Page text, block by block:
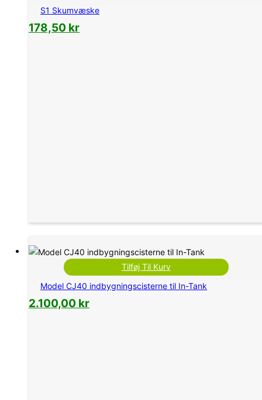
S1 Skumvæske
178,50 kr
Tilføj Til Kurv
Model CJ40 indbygningscisterne til In-Tank
2.100,00 kr